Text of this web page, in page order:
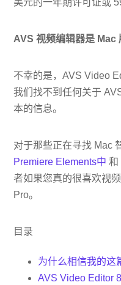
美元的一年期许可证或
AVS 视频编辑器是 Mac
不幸的是，AVS Video
我们找不到任何关于
本的信息。
对于那些正在寻找 Mac
Premiere Elements中 和
者如果您真的很喜欢视
Pro。
目录
为什么相信我的这
AVS Video Editor